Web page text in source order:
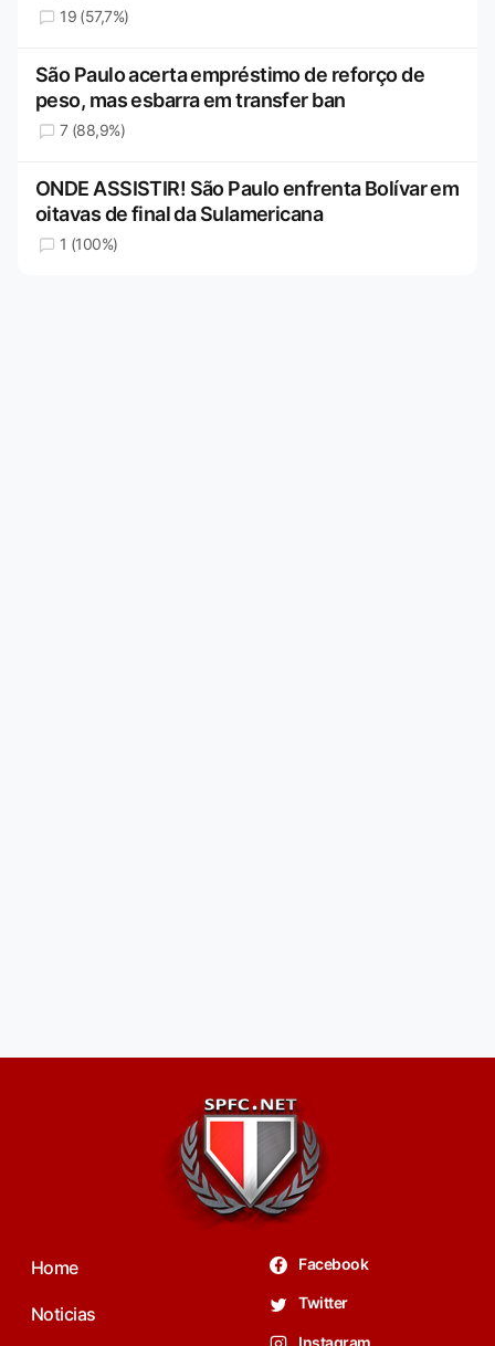
19 (57,7%)
São Paulo acerta empréstimo de reforço de
peso, mas esbarra em transfer ban
7 (88,9%)
ONDE ASSISTIR! São Paulo enfrenta Bolívar em
oitavas de final da Sulamericana
1 (100%)
Home
Noticias
Facebook
Twitter
Instagram